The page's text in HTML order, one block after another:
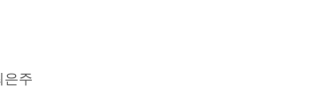
은주